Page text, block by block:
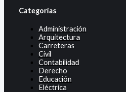
Categorías
Administración
Arquitectura
Carreteras
Civil
Contabilidad
Derecho
Educación
Eléctrica